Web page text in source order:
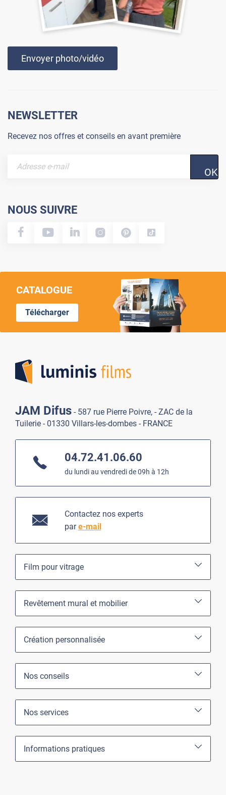
Envoyer photo/vidéo
NEWSLETTER
Recevez nos offres et conseils en avant première
OK
NOUS SUIVRE
CATALOGUE
Télécharger
JAM Difus - 587 rue Pierre Poivre, - ZAC de la
Tuilerie - 01330 Villars-les-dombes - FRANCE
04.72.41.06.60
du lundi au vendredi de 09h à 12h
Contactez nos experts
pare-mail
Film pour vitrage
Revêtement mural et mobilier
Création personnalisée
Nos conseils
Nos services
Informations pratiques